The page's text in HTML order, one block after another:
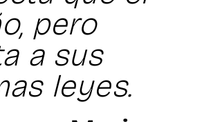
pero
a sus
leyes.